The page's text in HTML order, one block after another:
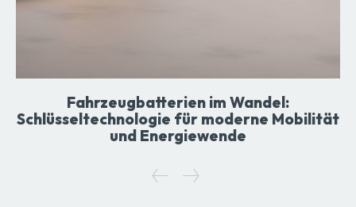
Fahrzeugbatterien im Wandel:
Schlüsseltechnologie für moderne Mobilität
und Energiewende